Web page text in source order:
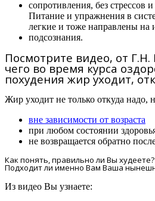
сопротивления, без стрессов
Питание и упражнения в
легкие и тоже направлены на
подсознания.
Посмотрите видео, от Г.Н.
чего во время курса
похудения жир уходит,
Жир уходит не только откуда надо,
вне зависимости от возраста
при любом состоянии
не возвращается обратно
Как понять, правильно ли Вы худеете?
Подходит ли именно Вам Ваша
Из видео Вы узнаете: